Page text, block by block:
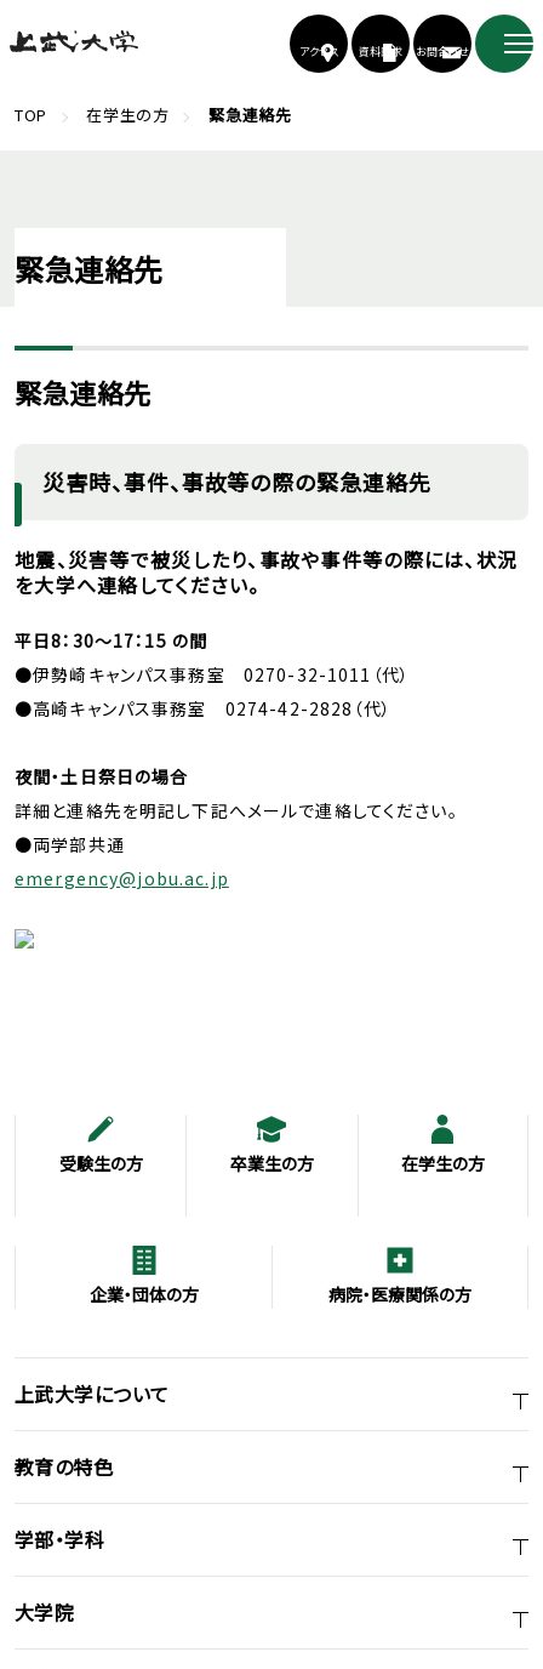
アクセス 資料請求 お問合わせ
緊急連絡先
TOP 在学生の方 緊急連絡先
緊急連絡先
災害時、事件、事故等の際の緊急連絡先
地震、災害等で被災したり、事故や事件等の際には、状況
を大学へ連絡してください。
平日8：30～17：15 の間
●伊勢崎キャンパス事務室 0270-32-1011（代）
●高崎キャンパス事務室 0274-42-2828（代）
夜間・土日祭日の場合
詳細と連絡先を明記し下記へメールで連絡してください。
●両学部共通
emergency@jobu.ac.jp
受験生の方 卒業生の方 在学生の方
企業・団体の方 病院・医療関係の方
上武大学について
教育の特色
学部・学科
大学院